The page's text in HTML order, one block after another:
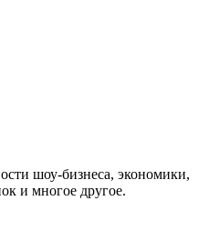
шоу-бизнеса, экономики,
и многое другое.